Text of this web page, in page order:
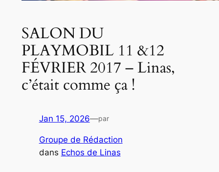
SALON DU
PLAYMOBIL 11 &12
FÉVRIER 2017 – Linas,
c’était comme ça !
Jan 15, 2026—par
Groupe de Rédaction
dans Echos de Linas